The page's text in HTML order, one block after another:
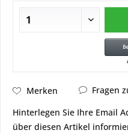
Merken
Fragen
Hinterlegen Sie Ihre Email
über diesen Artikel